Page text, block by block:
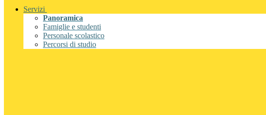
Servizi
Panoramica
Famiglie e studenti
Personale scolastico
Percorsi di studio